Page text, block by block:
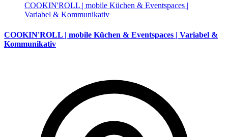
COOKIN'ROLL | mobile Küchen & Eventspaces |
Variabel & Kommunikativ
COOKIN'ROLL | mobile Küchen & Eventspaces | Variabel &
Kommunikativ